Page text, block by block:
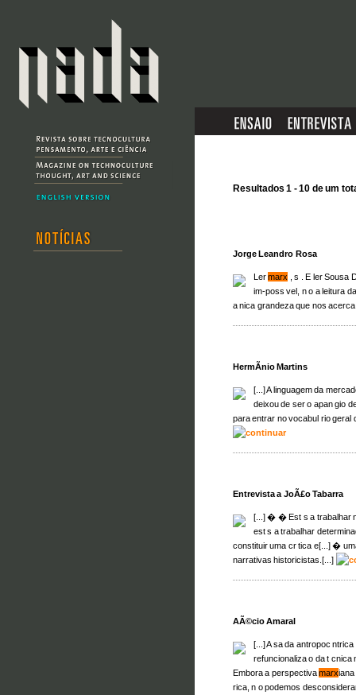
Resultados 1 - 10 de um
Jorge Leandro Rosa
Lermarx
, s . E ler Sousa
im-poss vel, n o a leitura
a nica grandeza que nos
HermÃ­nio Martins
[...] A linguagem da
deixou de ser o apan gio
para entrar no vocabul rio geral
Entrevista a JoÃ£o Tabarra
[...] � � Est s a trabalhar
est s a trabalhar
constituir uma cr tica e[...] �
narrativas historicistas.[...]
AÃ©cio Amaral
[...] A sa da antropoc
refuncionaliza o da t cnica
Embora a perspectivamarx
rica, n o podemos